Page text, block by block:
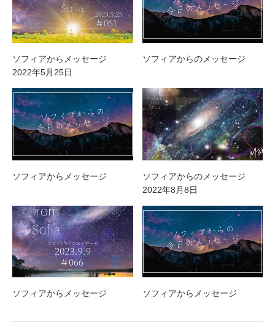
ソフィアからメッセージ
2022年5月25日
ソフィアからのメッセージ
ソフィアからメッセージ
ソフィアからのメッセージ
2022年8月8日
ソフィアからメッセージ ソフィアからメッセージ